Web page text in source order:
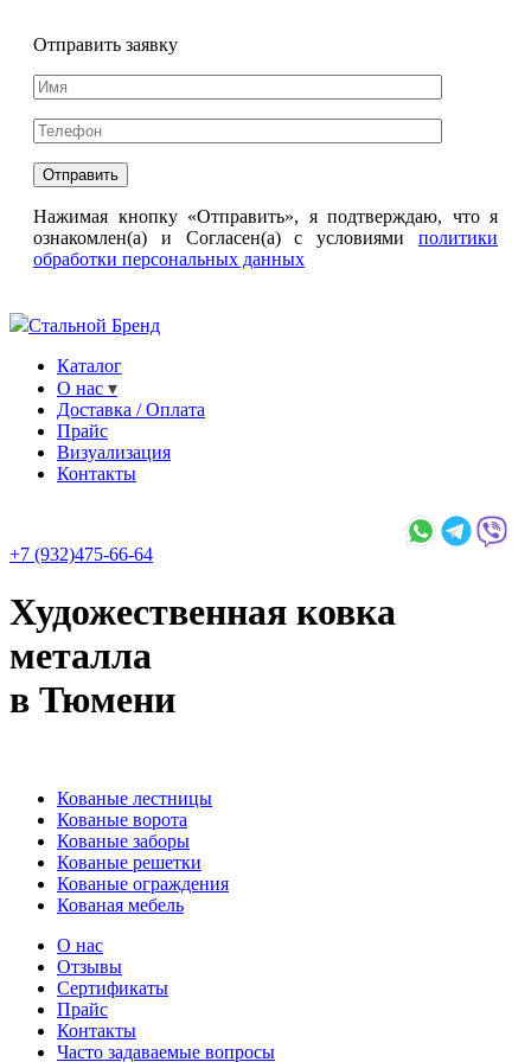
Отправить заявку
Нажимая кнопку «Отправить», я подтверждаю, что я
ознакомлен(а) и Согласен(а) с условиями политики
обработки персональных данных
Стальной Бренд
Каталог
О нас
Доставка / Оплата
Прайс
Визуализация
Контакты
+7 (932)475-66-64
Художественная ковка
металла
в Тюмени
Кованые лестницы
Кованые ворота
Кованые заборы
Кованые решетки
Кованые ограждения
Кованая мебель
О нас
Отзывы
Сертификаты
Прайс
Контакты
Часто задаваемые вопросы